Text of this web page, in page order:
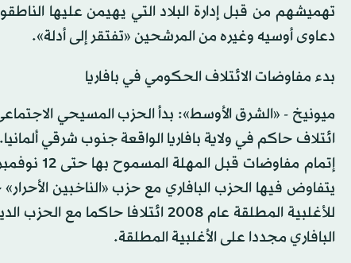
تهميشهم من قبل إدارة البلاد التي يهيمن عليها
دعاوى أوسيه وغيره من المرشحين «تفتقر إلى أدلة».
بدء مفاوضات الائتلاف الحكومي في بافاريا
ميونيخ - «الشرق الأوسط»: بدأ الحزب المسيحي
ائتلاف حاكم في ولاية بافاريا الواقعة جنوب شرقي
إتمام
يتفاوض فيها الحزب البافاري مع حزب «الناخبين
البافاري مجددا على الأغلبية المطلقة.